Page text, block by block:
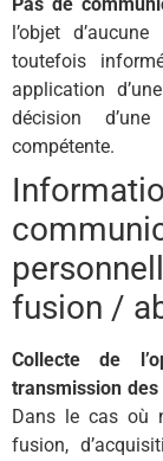
l’objet
toutefois
application
décision
compétente.
fusion /
Collecte de
transmission
Dans le cas où
fusion,